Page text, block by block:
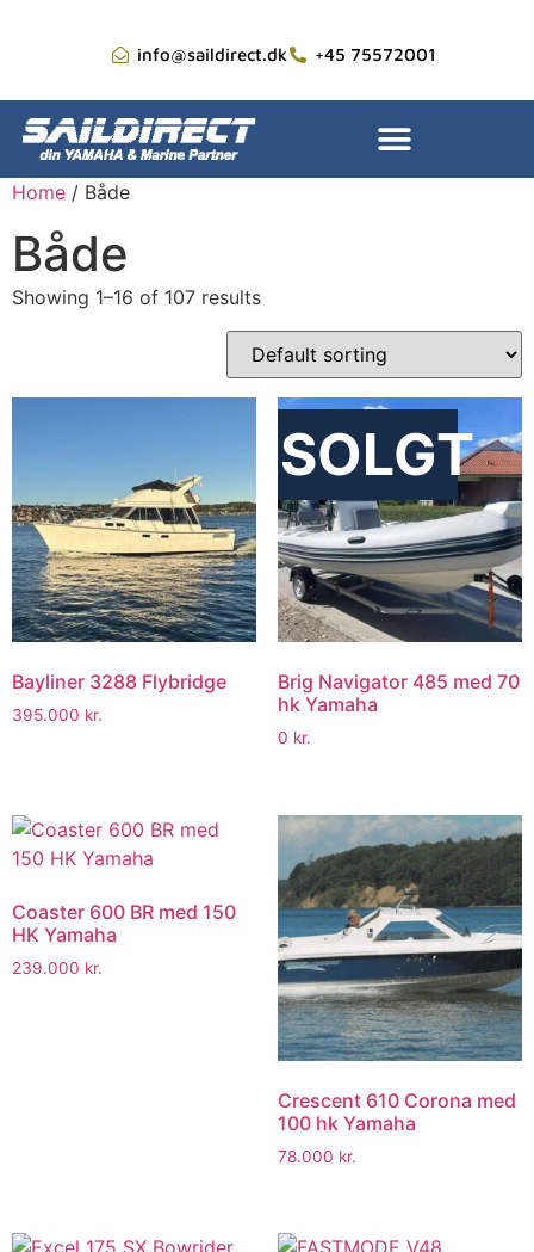
info@saildirect.dk +45 75572001
Home / Både
Både
Showing 1–16 of 107 results
Bayliner 3288 Flybridge
395.000 kr.
SOLGT
Brig Navigator 485 med 70
hk Yamaha
0 kr.
Coaster 600 BR med 150
HK Yamaha
239.000 kr.
Crescent 610 Corona med
100 hk Yamaha
78.000 kr.